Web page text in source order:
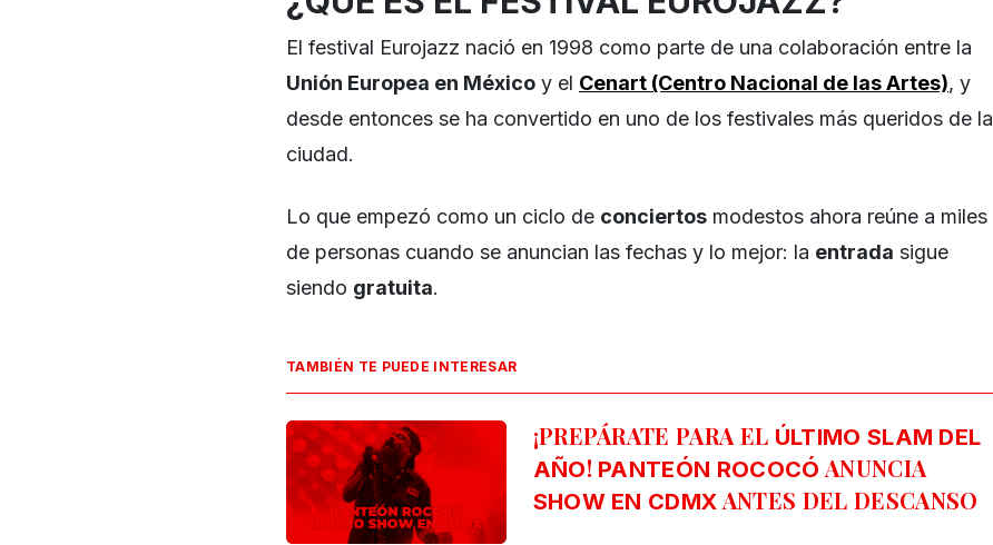
El festival Eurojazz nació en 1998 como parte de una colaboración entre la
Unión Europea en México y el Cenart (Centro Nacional de las Artes), y
desde entonces se ha convertido en uno de los festivales más queridos de la
ciudad.
Lo que empezó como un ciclo de conciertos modestos ahora reúne a miles
de personas cuando se anuncian las fechas y lo mejor: la entrada sigue
siendo gratuita.
TAMBIÉN TE PUEDE INTERESAR
¡PREPÁRATE PARA EL ÚLTIMO SLAM DEL
AÑO! PANTEÓN ROCOCÓ ANUNCIA
SHOW EN CDMX ANTES DEL DESCANSO